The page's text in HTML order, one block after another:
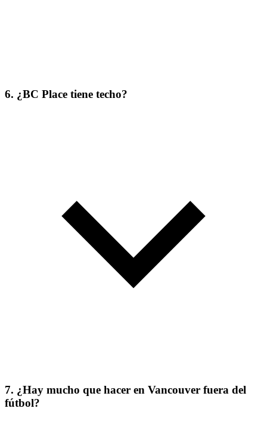
6. ¿BC Place tiene techo?
7. ¿Hay mucho que hacer en Vancouver fuera del
fútbol?